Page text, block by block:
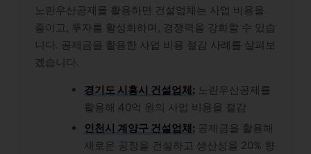
노란우산공제를 활용하면 건설업체는 사업 비용을
줄이고, 투자를 활성화하며, 경쟁력을 강화할 수 있습
니다. 공제금을 활용한 사업 비용 절감 사례를 살펴보
겠습니다.
경기도 시흥시 건설업체: 노란우산공제를
활용해 40억 원의 사업 비용을 절감
인천시 계양구 건설업체: 공제금을 활용해
새로운 공장을 건설하고 생산성을 20% 향